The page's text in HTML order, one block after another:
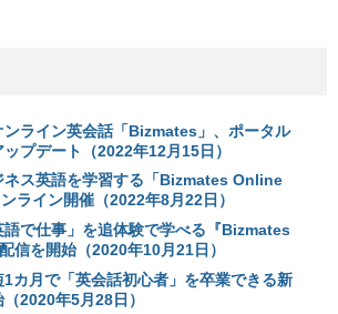
ンライン英会話「Bizmates」、ポータル
プデート（2022年12月15日）
ネス英語を学習する「Bizmates Online
ライン開催（2022年8月22日）
語で仕事」を追体験で学べる『Bizmates
信を開始（2020年10月21日）
1カ月で「英会話初心者」を卒業できる新
2020年5月28日）